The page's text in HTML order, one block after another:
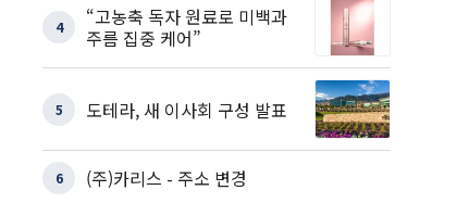
4
“고농축 독자 원료로 미백과
주름 집중 케어”
5 도테라, 새 이사회 구성 발표
6 (주)카리스 - 주소 변경